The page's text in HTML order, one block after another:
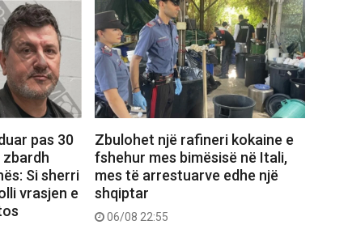
pas 30
zbardh
Si sherri
vrasjen e
Zbulohet një rafineri kokaine e
fshehur mes bimësisë në Itali,
mes të arrestuarve edhe një
shqiptar
06/08 22:55